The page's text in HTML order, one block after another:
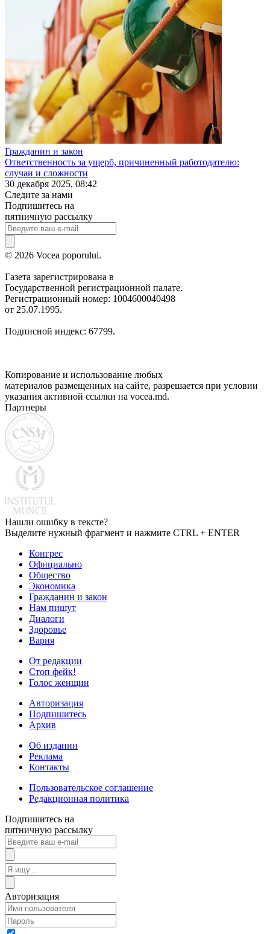
Гражданин и закон
Ответственность за ущерб, причиненный работодателю:
случаи и сложности
30 декабря 2025, 08:42
Следите за нами
Подпишитесь на
пятничную рассылку
© 2026 Vocea poporului.
Газета зарегистрирована в
Государственной регистрационной палате.
Регистрационный номер: 1004600040498
от 25.07.1995.
Подписной индекс: 67799.
Копирование и использование любых
материалов размещенных на сайте, разрешается при условии
указания активной ссылки на vocea.md.
Партнеры
Нашли ошибку в тексте?
Выделите нужный фрагмент и нажмите CTRL + ENTER
Конгрес
Официально
Общество
Экономика
Гражданин и закон
Нам пишут
Диалоги
Здоровье
Вария
От редакции
Стоп фейк!
Голос женщин
Авторизация
Подпишитесь
Архив
Об издании
Реклама
Контакты
Пользовательское соглашение
Редакционная политика
Подпишитесь на
пятничную рассылку
Авторизация